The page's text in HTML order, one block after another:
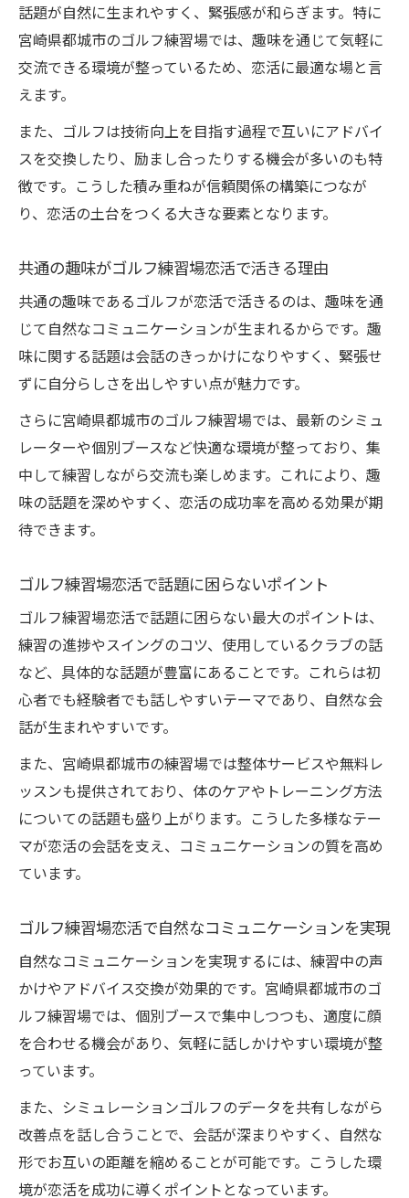
話題が自然に生まれやすく、緊張感が和らぎます。特に
宮崎県都城市のゴルフ練習場では、趣味を通じて気軽に
交流できる環境が整っているため、恋活に最適な場と言
えます。
また、ゴルフは技術向上を目指す過程で互いにアドバイ
スを交換したり、励まし合ったりする機会が多いのも特
徴です。こうした積み重ねが信頼関係の構築につなが
り、恋活の土台をつくる大きな要素となります。
共通の趣味がゴルフ練習場恋活で活きる理由
共通の趣味であるゴルフが恋活で活きるのは、趣味を通
じて自然なコミュニケーションが生まれるからです。趣
味に関する話題は会話のきっかけになりやすく、緊張せ
ずに自分らしさを出しやすい点が魅力です。
さらに宮崎県都城市のゴルフ練習場では、最新のシミュ
レーターや個別ブースなど快適な環境が整っており、集
中して練習しながら交流も楽しめます。これにより、趣
味の話題を深めやすく、恋活の成功率を高める効果が期
待できます。
ゴルフ練習場恋活で話題に困らないポイント
ゴルフ練習場恋活で話題に困らない最大のポイントは、
練習の進捗やスイングのコツ、使用しているクラブの話
など、具体的な話題が豊富にあることです。これらは初
心者でも経験者でも話しやすいテーマであり、自然な会
話が生まれやすいです。
また、宮崎県都城市の練習場では整体サービスや無料レ
ッスンも提供されており、体のケアやトレーニング方法
についての話題も盛り上がります。こうした多様なテー
マが恋活の会話を支え、コミュニケーションの質を高め
ています。
ゴルフ練習場恋活で自然なコミュニケーションを実現
自然なコミュニケーションを実現するには、練習中の声
かけやアドバイス交換が効果的です。宮崎県都城市のゴ
ルフ練習場では、個別ブースで集中しつつも、適度に顔
を合わせる機会があり、気軽に話しかけやすい環境が整
っています。
また、シミュレーションゴルフのデータを共有しながら
改善点を話し合うことで、会話が深まりやすく、自然な
形でお互いの距離を縮めることが可能です。こうした環
境が恋活を成功に導くポイントとなっています。